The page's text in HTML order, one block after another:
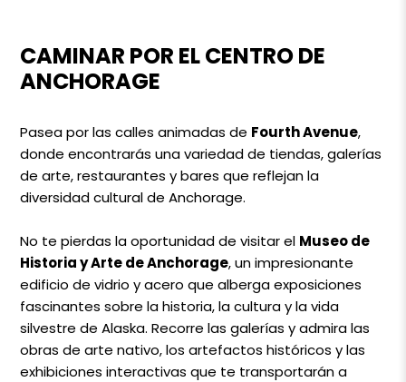
CAMINAR POR EL CENTRO DE
ANCHORAGE
Pasea por las calles animadas de Fourth Avenue,
donde encontrarás una variedad de tiendas, galerías
de arte, restaurantes y bares que reflejan la
diversidad cultural de Anchorage.
No te pierdas la oportunidad de visitar el Museo de
Historia y Arte de Anchorage, un impresionante
edificio de vidrio y acero que alberga exposiciones
fascinantes sobre la historia, la cultura y la vida
silvestre de Alaska. Recorre las galerías y admira las
obras de arte nativo, los artefactos históricos y las
exhibiciones interactivas que te transportarán a